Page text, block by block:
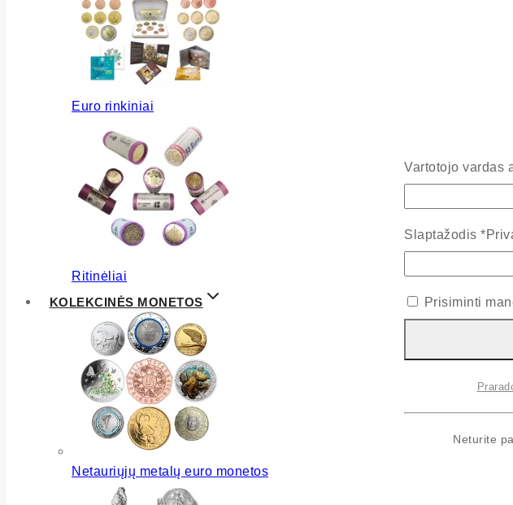
Euro rinkiniai
Ritinėliai
KOLEKCINĖS MONETOS
Netauriųjų metalų euro monetos
Vartotojo vardas
Slaptažodis *
Prisiminti
Neturite